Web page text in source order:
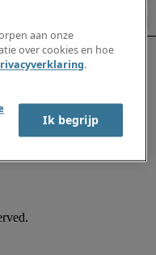
aan onze
over cookies en hoe
.
Ik begrijp